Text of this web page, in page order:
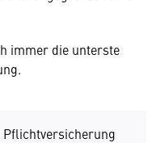
immer die unterste